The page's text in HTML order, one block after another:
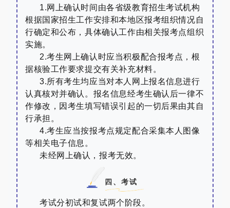
1.网上确认时间由各省级教育招生考试机构
根据国家招生工作安排和本地区报考组织情况自
行确定和公布，具体确认工作由相关报考点组织
实施。
2.考生网上确认时应当积极配合报考点，根
据核验工作要求提交有关补充材料。
3.所有考生均应当对本人网上报名信息进行
认真核对并确认。报名信息经考生确认后一律不
作修改，因考生填写错误引起的一切后果由其自
行承担。
4.考生应当按报考点规定配合采集本人图像
等相关电子信息。
未经网上确认，报考无效。
四、考试
考试分初试和复试两个阶段。